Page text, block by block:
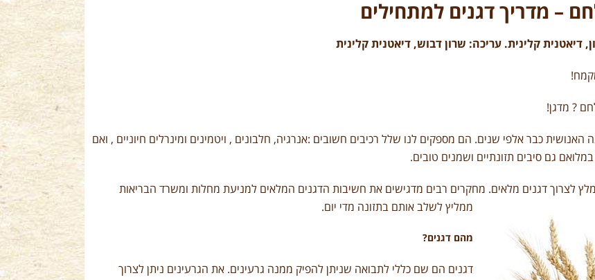
– מדריך דגנים למתחילים
דיאטנית קלינית. עריכה: שרון דבוש, דיאטנית קלינית
? מדגן!
האנושית כבר אלפי שנים. הם מספקים לנו שלל רכיבים חשובים :אנרגיה, חלבונים , ויטמינים ומינרלים חיוניים , ואם
גם סיבים תזונתיים ושמנים טובים.
לצרוך דגנים מלאים. מחקרים רבים מדגישים את חשיבות הדגנים המלאים למניעת מחלותומשרד הבריאות
ממליץ לשלב אותם בתזונה מדי יום.
מהם דגנים?
דגנים הם שם כללי לתבואה שניתן להפיק ממנה גרעינים. את הגרעינים ניתן לצרוך